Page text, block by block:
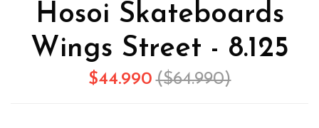
Hosoi Skateboards
Wings Street - 8.125
$44.990 ($64.990)